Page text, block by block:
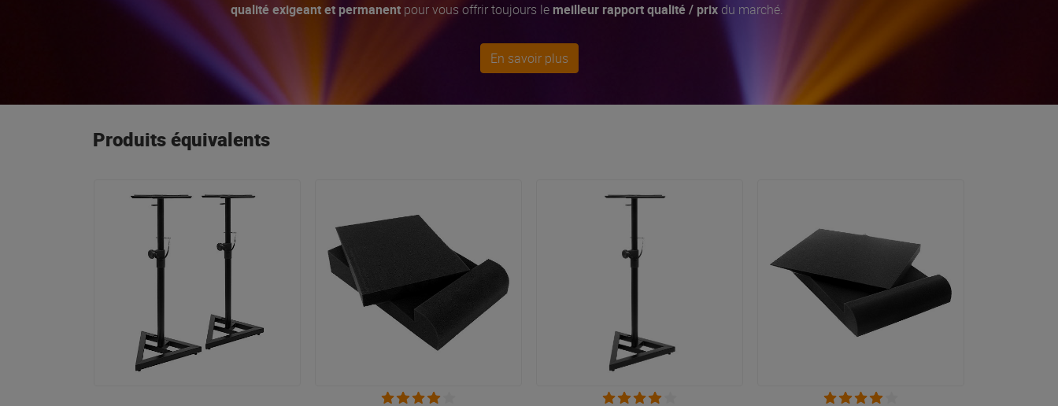
qualité exigeant et permanentpour vous offrir toujours le meilleur rapport qualité / prixdu marché.
En savoir plus
Produits équivalents